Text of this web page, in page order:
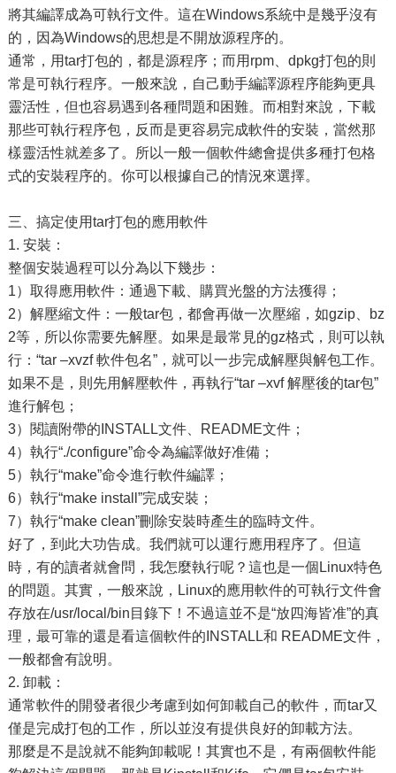
將其編譯成為可執行文件。這在Windows系統中是幾乎沒有
的，因為Windows的思想是不開放源程序的。
通常，用tar打包的，都是源程序；而用rpm、dpkg打包的則
常是可執行程序。一般來說，自己動手編譯源程序能夠更具
靈活性，但也容易遇到各種問題和困難。而相對來說，下載
那些可執行程序包，反而是更容易完成軟件的安裝，當然那
樣靈活性就差多了。所以一般一個軟件總會提供多種打包格
式的安裝程序的。你可以根據自己的情況來選擇。
三、搞定使用tar打包的應用軟件
1. 安裝：
整個安裝過程可以分為以下幾步：
1）取得應用軟件：通過下載、購買光盤的方法獲得；
2）解壓縮文件：一般tar包，都會再做一次壓縮，如gzip、bz
2等，所以你需要先解壓。如果是最常見的gz格式，則可以執
行：“tar –xvzf 軟件包名”，就可以一步完成解壓與解包工作。
如果不是，則先用解壓軟件，再執行“tar –xvf 解壓後的tar包”
進行解包；
3）閱讀附帶的INSTALL文件、README文件；
4）執行“./configure”命令為編譯做好准備；
5）執行“make”命令進行軟件編譯；
6）執行“make install”完成安裝；
7）執行“make clean”刪除安裝時產生的臨時文件。
好了，到此大功告成。我們就可以運行應用程序了。但這
時，有的讀者就會問，我怎麼執行呢？這也是一個Linux特色
的問題。其實，一般來說，Linux的應用軟件的可執行文件會
存放在/usr/local/bin目錄下！不過這並不是“放四海皆准”的真
理，最可靠的還是看這個軟件的INSTALL和 README文件，
一般都會有說明。
2. 卸載：
通常軟件的開發者很少考慮到如何卸載自己的軟件，而tar又
僅是完成打包的工作，所以並沒有提供良好的卸載方法。
那麼是不是說就不能夠卸載呢！其實也不是，有兩個軟件能